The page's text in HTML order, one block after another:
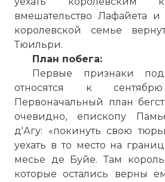
вмешательство Лафайета
королевской семье
Тюильри.
План побега:
Первые признаки
относятся к
Первоначальный план
очевидно, епископу
д'Агу: «покинуть свою
уехать в то место на
месье де Буйе. Там король
которые остались верны